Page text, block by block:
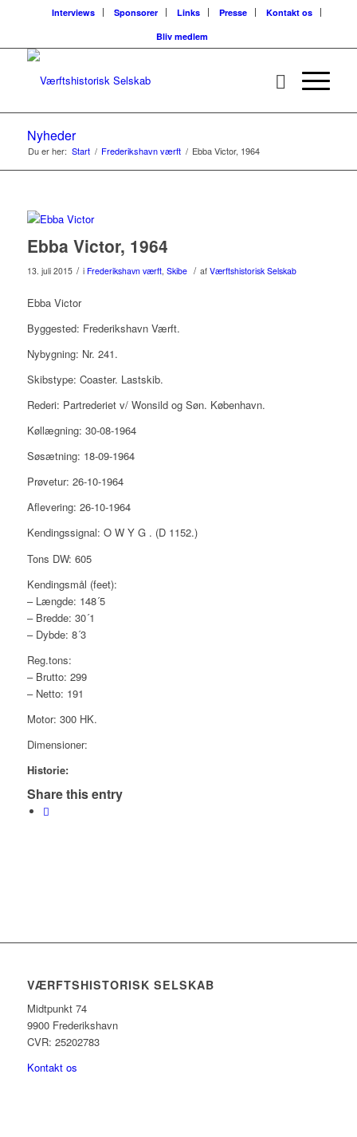
Interviews Sponsorer Links Presse
Kontakt os
Bliv medlem
Nyheder
Du er her: Start / Frederikshavn værft / Ebba Victor, 1964
Ebba Victor, 1964
13. juli 2015 / i Frederikshavn værft, Skibe / af Værftshistorisk Selskab
Ebba Victor
Byggested: Frederikshavn Værft.
Nybygning: Nr. 241.
Skibstype: Coaster. Lastskib.
Rederi: Partrederiet v/ Wonsild og Søn. København.
Køllægning: 30-08-1964
Søsætning: 18-09-1964
Prøvetur: 26-10-1964
Aflevering: 26-10-1964
Kendingssignal: O W Y G . (D 1152.)
Tons DW: 605
Kendingsmål (feet):
– Længde: 148´5
– Bredde: 30´1
– Dybde: 8´3
Reg.tons:
– Brutto: 299
– Netto: 191
Motor: 300 HK.
Dimensioner:
Historie:
Share this entry
VÆRFTSHISTORISK SELSKAB
Midtpunkt 74
9900 Frederikshavn
CVR: 25202783
Kontakt os